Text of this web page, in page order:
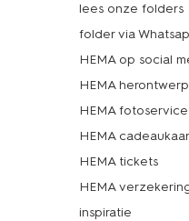
lees onze folders
folder via
HEMA op social
HEMA
HEMA fotoservice
HEMA
HEMA tickets
HEMA
inspiratie